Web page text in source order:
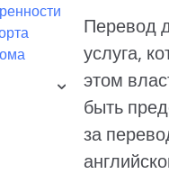
Перевод
услуга,
этом
быть
за